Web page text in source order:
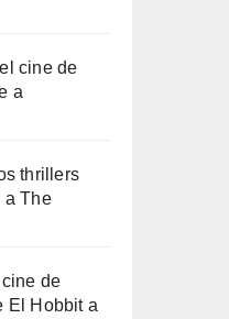
cine de
a
thrillers
a The
de
El Hobbit a